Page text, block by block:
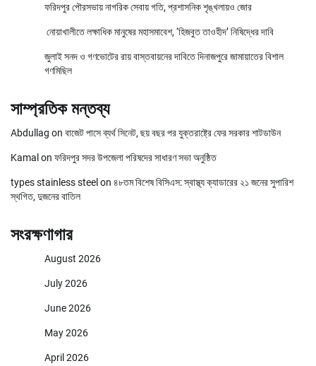
ফরিদপুর পৌরসভায় নাগরিক সেবায় গতি, প্রশাসনিক শৃঙ্খলায়ও জোর
নোয়াখালীতে লক্ষাধিক মানুষের মহাসমাবেশ, ‘হিজবুত তাওহীদ’ নিষিদ্ধের দাবি
জুলাই সনদ ও গণভোটের রায় বাস্তবায়নের দাবিতে দিনাজপুরে জামায়াতের বিশাল
গণমিছিল
সাম্প্রতিক মন্তব্য
Abdullag on বাজেট পাসে ব্যর্থ সিনেট, ছয় বছর পর যুক্তরাষ্ট্রে ফের সরকার শাটডাউন
Kamal on ফরিদপুর সদর উপজেলা পরিষদের সাধারণ সভা অনুষ্ঠিত
types stainless steel on ৪৮তম বিশেষ বিসিএস: স্বাস্থ্য ক্যাডারের ২১ জনের সুপারিশ
স্থগিত, দুজনের বাতিল
সংরক্ষণাগার
August 2026
July 2026
June 2026
May 2026
April 2026